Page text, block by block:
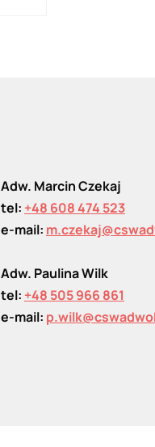
Adw. Marcin Czekaj
tel: +48 608 474 523
e-mail:
Adw. Paulina Wilk
tel: +48 505 966 861
e-mail: